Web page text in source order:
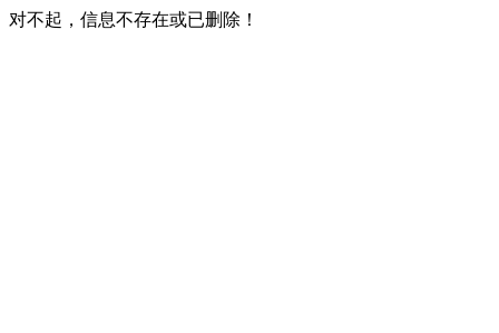
对不起，信息不存在或已删除！